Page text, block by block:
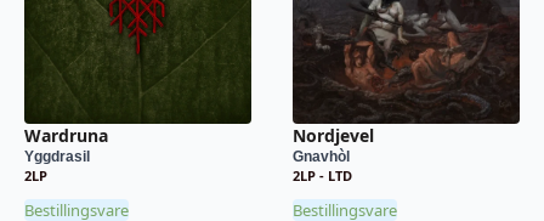
Wardruna
Yggdrasil
2LP
Bestillingsvare
Nordjevel
Gnavhòl
2LP - LTD
Bestillingsvare